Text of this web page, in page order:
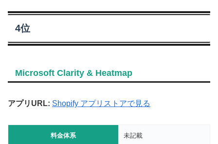
4位
Microsoft Clarity & Heatmap
アプリURL: Shopify アプリストアで見る
料金体系 未記載